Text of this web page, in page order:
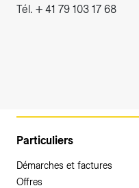
Tél. + 41 79 103 17 68
Particuliers
Démarches et factures
Offres